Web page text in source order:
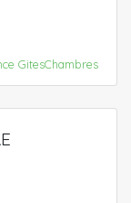
GitesChambres